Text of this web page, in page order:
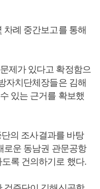
차례 중간보고를 통해
제가 있다고 확정함으
자치단체장들은 김해
있는 근거를 확보했
의 조사결과를 바탕
로운 동남권 관문공항
록 건의하기로 했다.